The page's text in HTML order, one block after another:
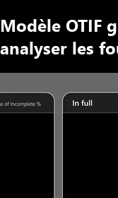
Modèle OTIF
analyser les